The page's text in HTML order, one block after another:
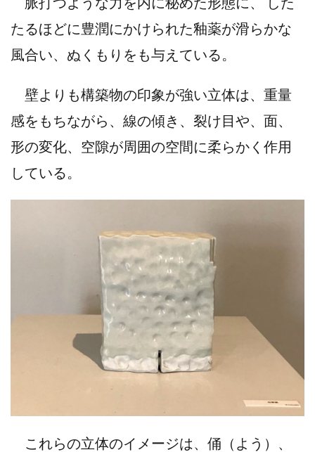
たるほどに豊潤にかけられた釉薬が滑らかな
風合い、ぬくもりをも与えている。
壁よりも構築物の印象が強い立体は、重量
感をもちながら、線の傾き、裂け目や、面、
形の変化、空隙が周囲の空間に柔らかく作用
している。
これらの立体のイメージは、俑（よう）、